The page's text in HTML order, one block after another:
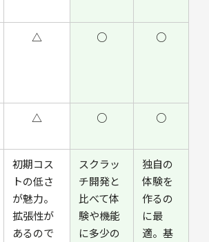
△ ○ ○
△ ○ ○
初期コス
トの低さ
が魅力。
拡張性が
あるので
スクラッ
チ開発と
比べて体
験や機能
に多少の
独自の
体験を
作るの
に最
適。基